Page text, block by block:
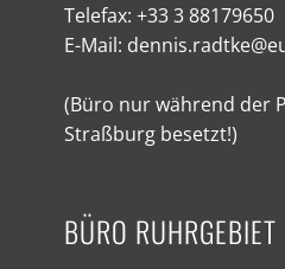
Telefax: +33 3 88179650
E-Mail:
(Büro nur während der
Straßburg besetzt!)
BÜRO RUHRGEBIET